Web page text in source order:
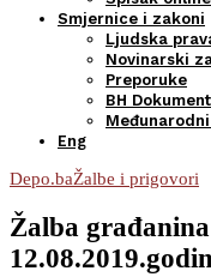
Smjernice i zakoni
Ljudska
Novinarski
Preporuke
BH
Eng
Depo.baŽalbe i prigovori
Žalba